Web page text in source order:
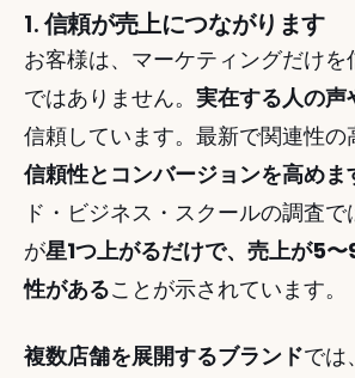
1. 信頼が売上につながります
お客様は、マーケティングだけ
ではありません。 実在する人の声
信頼しています。最新で関連性の
信頼性とコンバージョンを高めま
ド・ビジネス・スクールの調査
が星1つ上がるだけで、売上が5
性があることが示されています。
複数店舗を展開するブランドでは